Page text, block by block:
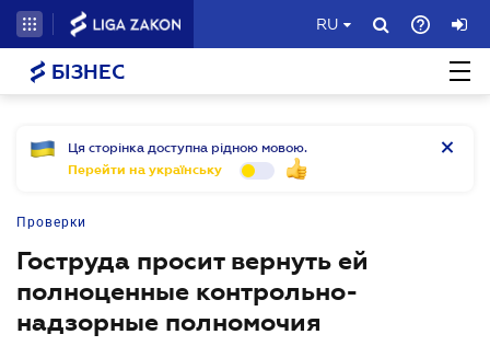
RU
БІЗНЕС
Ця сторінка доступна рідною мовою.
Перейти на українську
Проверки
Гоструда просит вернуть ей
полноценные контрольно-
надзорные полномочия